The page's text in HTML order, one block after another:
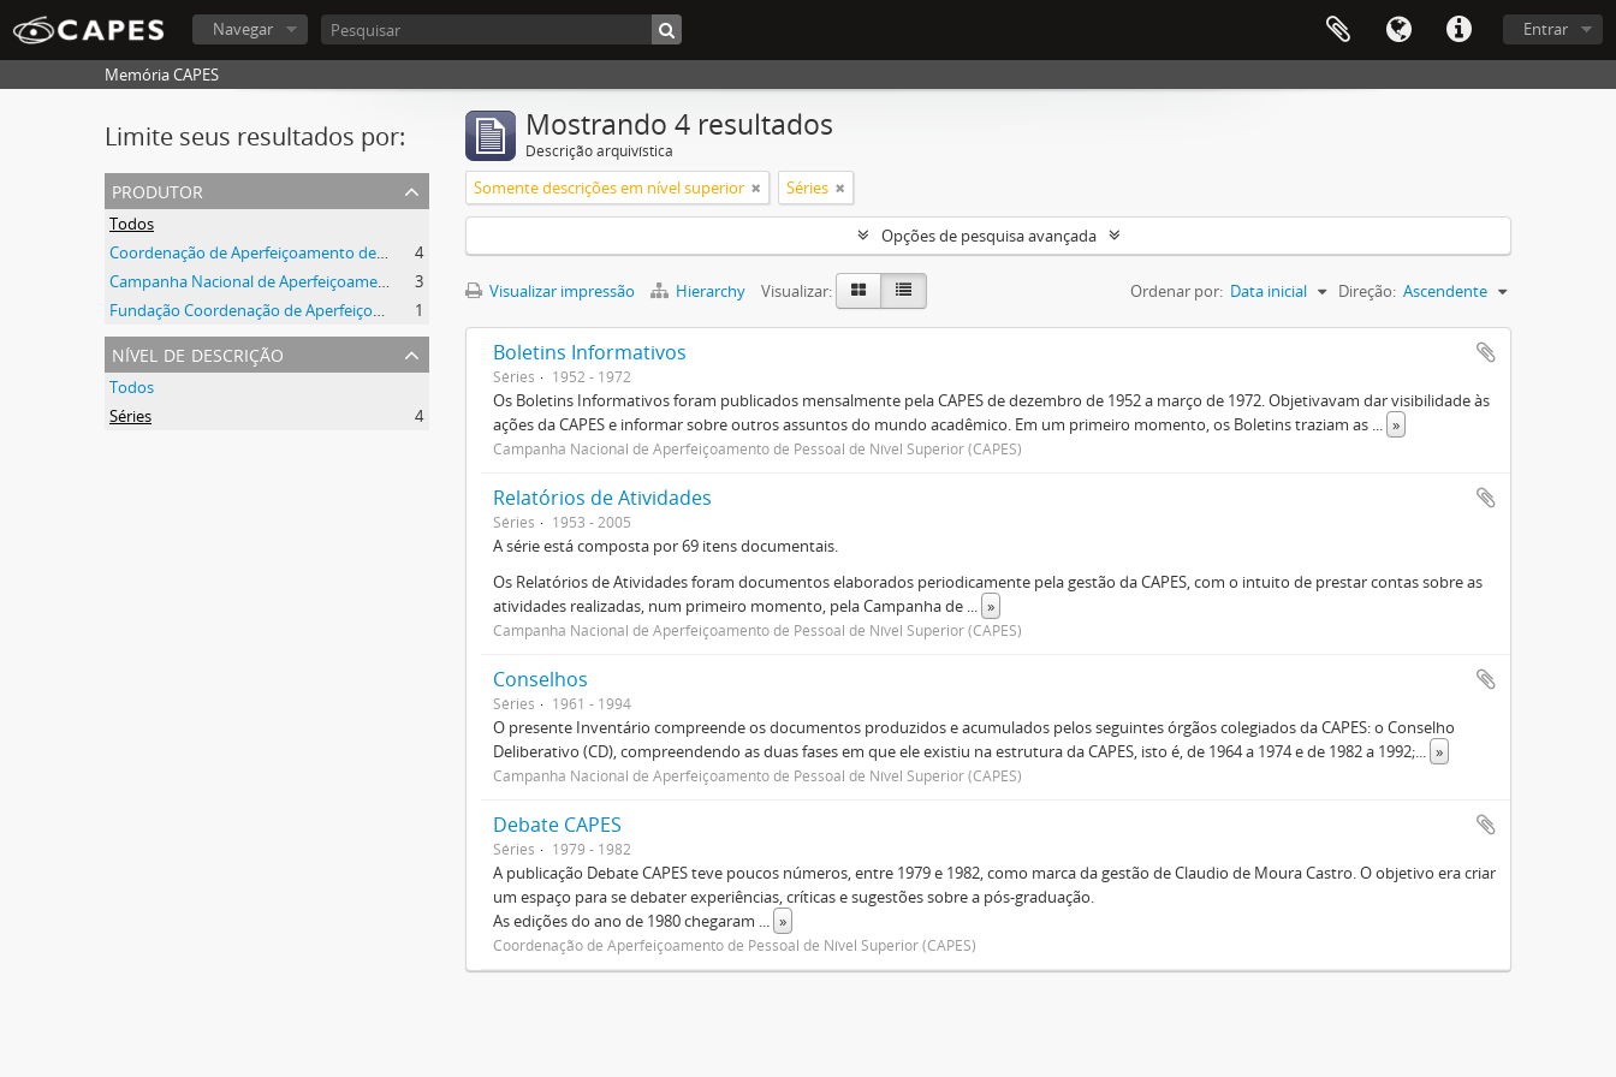
Entrar
Navegar
Memória CAPES
Limite seus resultados por:
produtor
Todos
Coordenação de Aperfeiçoamento de Pessoal de Nível Superior (CAPES)
4
Campanha Nacional de Aperfeiçoamento de Pessoal de Nível Superior (CAPES)
3
Fundação Coordenação de Aperfeiçoamento de Pessoal de Nível Superior (CAPES)
1
nível de descrição
Todos
Séries
4
Mostrando 4 resultados
Descrição arquivística
Somente descrições em nível superior Séries
Opções de pesquisa avançada
Visualizar impressão Hierarchy Visualizar: Ordenar por: Data inicial Direção: Ascendente
Boletins Informativos
Séries 1952 - 1972
Os Boletins Informativos foram publicados mensalmente pela CAPES de dezembro de 1952 a março de 1972. Objetivavam dar visibilidade às
ações da CAPES e informar sobre outros assuntos do mundo acadêmico. Em um primeiro momento, os Boletins traziam as ... »
Campanha Nacional de Aperfeiçoamento de Pessoal de Nível Superior (CAPES)
Relatórios de Atividades
Séries 1953 - 2005
A série está composta por 69 itens documentais.
Os Relatórios de Atividades foram documentos elaborados periodicamente pela gestão da CAPES, com o intuito de prestar contas sobre as
atividades realizadas, num primeiro momento, pela Campanha de ... »
Campanha Nacional de Aperfeiçoamento de Pessoal de Nível Superior (CAPES)
Conselhos
Séries 1961 - 1994
O presente Inventário compreende os documentos produzidos e acumulados pelos seguintes órgãos colegiados da CAPES: o Conselho
Deliberativo (CD), compreendendo as duas fases em que ele existiu na estrutura da CAPES, isto é, de 1964 a 1974 e de 1982 a 1992;... »
Campanha Nacional de Aperfeiçoamento de Pessoal de Nível Superior (CAPES)
Debate CAPES
Séries 1979 - 1982
A publicação Debate CAPES teve poucos números, entre 1979 e 1982, como marca da gestão de Claudio de Moura Castro. O objetivo era criar
um espaço para se debater experiências, críticas e sugestões sobre a pós-graduação.
As edições do ano de 1980 chegaram ... »
Coordenação de Aperfeiçoamento de Pessoal de Nível Superior (CAPES)